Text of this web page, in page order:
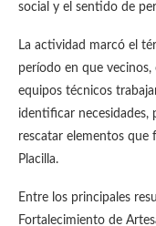
social y el sentido de
La actividad marcó el
período en que vecinos,
equipos técnicos
identificar necesidades,
rescatar elementos
Placilla.
Entre los principales
Fortalecimiento de